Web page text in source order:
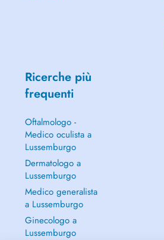
Ricerche più
frequenti
Oftalmologo -
Medico oculista a
Lussemburgo
Dermatologo a
Lussemburgo
Medico generalista
a Lussemburgo
Ginecologo a
Lussemburgo